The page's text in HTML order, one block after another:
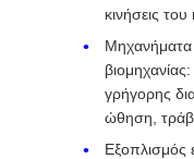
κινήσεις
Μηχανήματα
γρήγορης
ώθηση,
Εξοπλισμός